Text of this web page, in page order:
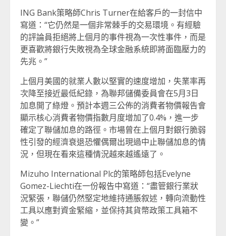
ING Bank策略師Chris Turner在給客戶的一封信中
寫道：“它仍然是一個非常棘手的交易環境。有經驗
的評論員拒絕將上個月的事件視為一次性事件，而是
更喜歡將銀行失敗視為全球金融系統即將面臨壓力的
先兆。”
上個月美國的就業人數以堅實的速度增加，失業率再
次降至接近最低紀錄，為聯邦儲備委員會在5月3日
加息開了綠燈。預計本週三公佈的消費者物價報告會
顯示核心消費者物價指數月度增加了0.4%，進一步
確定了聯儲加息的路徑。市場曾在上個月對銀行脆弱
性引發的經濟衰退恐懼偶爾出現過中止聯儲加息的情
況，但現在看來這種情況越來越遙遠了。
Mizuho International Plc的策略師包括Evelyne
Gomez-Liechti在一份報告中寫道：“盡管銀行業狀
況緊張，聯儲仍然堅定地維持通脹叙述，轉向流動性
工具以應對資金緊縮，並保持其貨幣政策工具箱不
變。”